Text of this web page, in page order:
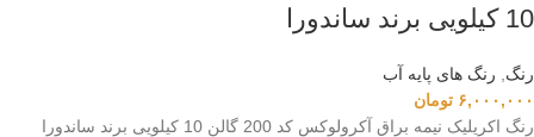
10 کیلویی برند ساندورا
رنگ
رنگ‌ های پایه آب
۶,۰۰۰,۰۰۰ تومان
رنگ اکریلیک نیمه براق آکرولوکس کد 200 گالن 10 کیلویی برند ساندورا